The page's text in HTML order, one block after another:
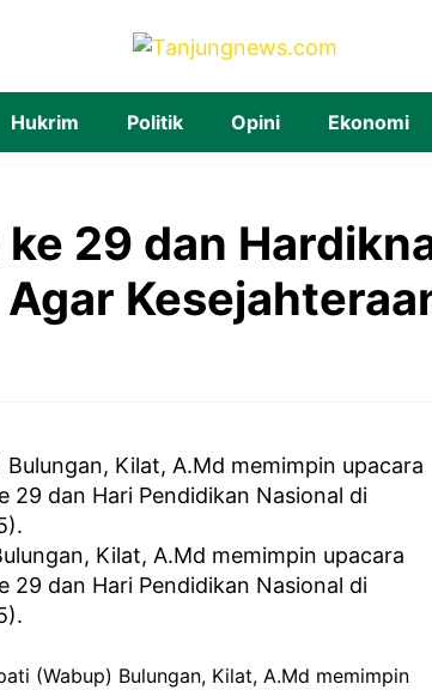
Hukrim Politik Opini Ekonomi
29 dan
Kilat, A.Md memimpin upacara
29 dan Hari Pendidikan Nasional di
(Wabup) Bulungan, Kilat, A.Md memimpin